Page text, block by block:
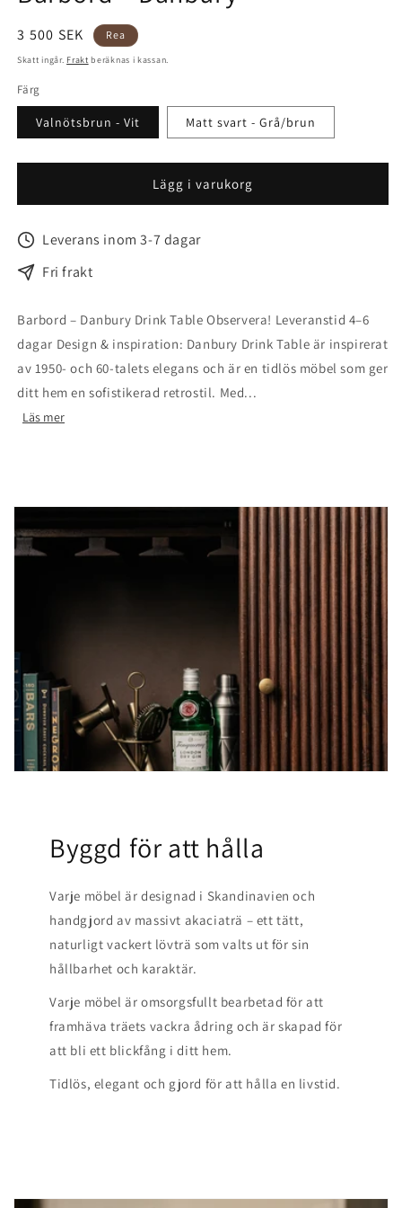
Försäljningspris
3 500 SEK Rea
Skatt ingår. Frakt beräknas i kassan.
Färg
Valnötsbrun - Vit Matt svart - Grå/brun
Lägg i varukorg
Leverans inom 3-7 dagar
Fri frakt
Barbord – Danbury Drink Table Observera! Leveranstid 4–6
dagar Design & inspiration: Danbury Drink Table är inspirerat
av 1950- och 60-talets elegans och är en tidlös möbel som ger
ditt hem en sofistikerad retrostil. Med...
Läs mer
Byggd för att hålla
Varje möbel är designad i Skandinavien och
handgjord av massivt akaciaträ – ett tätt,
naturligt vackert lövträ som valts ut för sin
hållbarhet och karaktär.
Varje möbel är omsorgsfullt bearbetad för att
framhäva träets vackra ådring och är skapad för
att bli ett blickfång i ditt hem.
Tidlös, elegant och gjord för att hålla en livstid.